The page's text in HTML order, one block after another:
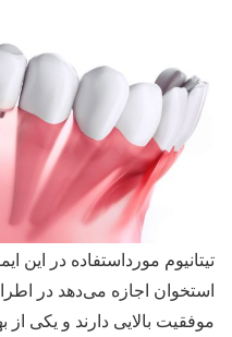
تیتانیوم مورداستفاده در این
استخوان اجازه می‌دهد در
موفقیت بالایی دارند و یکی